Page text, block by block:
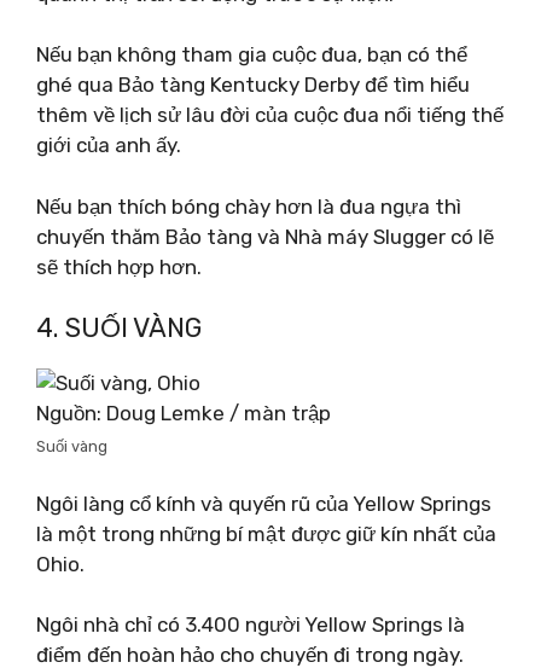
Nếu bạn không tham gia cuộc đua, bạn có thể
ghé qua Bảo tàng Kentucky Derby để tìm hiểu
thêm về lịch sử lâu đời của cuộc đua nổi tiếng thế
giới của anh ấy.
Nếu bạn thích bóng chày hơn là đua ngựa thì
chuyến thăm Bảo tàng và Nhà máy Slugger có lẽ
sẽ thích hợp hơn.
4. SUỐI VÀNG
Nguồn: Doug Lemke / màn trập
Suối vàng
Ngôi làng cổ kính và quyến rũ của Yellow Springs
là một trong những bí mật được giữ kín nhất của
Ohio.
Ngôi nhà chỉ có 3.400 người Yellow Springs là
điểm đến hoàn hảo cho chuyến đi trong ngày.